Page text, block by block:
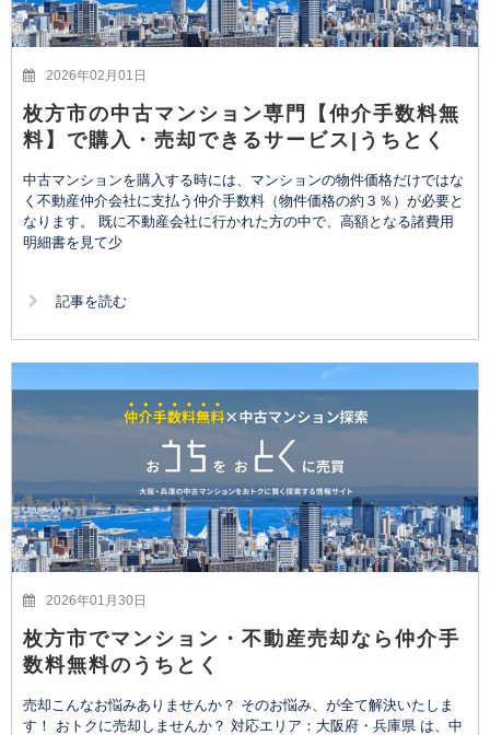
2026年02月01日
枚方市の中古マンション専門【仲介手数料無
料】で購入・売却できるサービス|うちとく
中古マンションを購入する時には、マンションの物件価格だけではな
く不動産仲介会社に支払う仲介手数料（物件価格の約３％）が必要と
なります。 既に不動産会社に行かれた方の中で、高額となる諸費用
明細書を見て少
記事を読む
2026年01月30日
枚方市でマンション・不動産売却なら仲介手
数料無料のうちとく
売却こんなお悩みありませんか？ そのお悩み、が全て解決いたしま
す！ おトクに売却しませんか？ 対応エリア：大阪府・兵庫県 は、中